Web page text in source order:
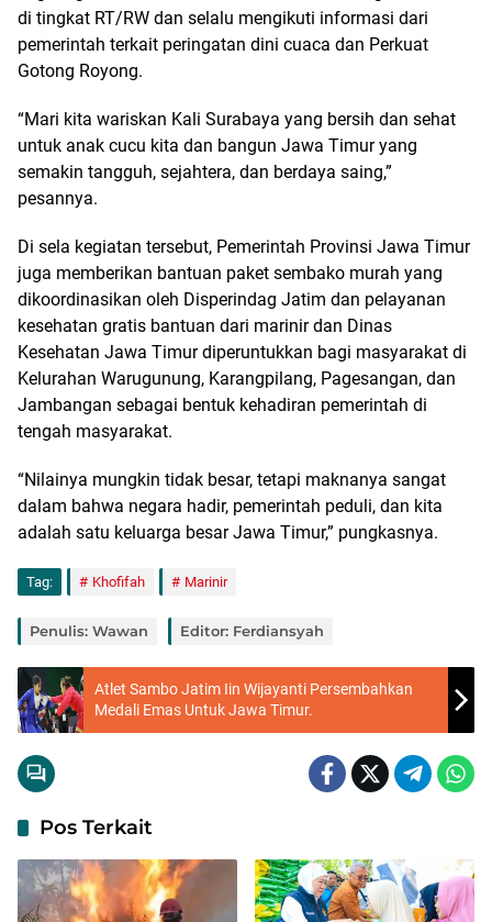
di tingkat RT/RW dan selalu mengikuti informasi dari
pemerintah terkait peringatan dini cuaca dan Perkuat
Gotong Royong.
“Mari kita wariskan Kali Surabaya yang bersih dan sehat
untuk anak cucu kita dan bangun Jawa Timur yang
semakin tangguh, sejahtera, dan berdaya saing,”
pesannya.
Di sela kegiatan tersebut, Pemerintah Provinsi Jawa Timur
juga memberikan bantuan paket sembako murah yang
dikoordinasikan oleh Disperindag Jatim dan pelayanan
kesehatan gratis bantuan dari marinir dan Dinas
Kesehatan Jawa Timur diperuntukkan bagi masyarakat di
Kelurahan Warugunung, Karangpilang, Pagesangan, dan
Jambangan sebagai bentuk kehadiran pemerintah di
tengah masyarakat.
“Nilainya mungkin tidak besar, tetapi maknanya sangat
dalam bahwa negara hadir, pemerintah peduli, dan kita
adalah satu keluarga besar Jawa Timur,” pungkasnya.
Tag: Khofifah Marinir
Penulis: Wawan Editor: Ferdiansyah
Atlet Sambo Jatim Iin Wijayanti Persembahkan
Medali Emas Untuk Jawa Timur.
Pos Terkait